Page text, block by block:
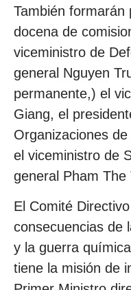
También formarán
docena de
viceministro de
general Nguyen
permanente,) el
Giang, el
Organizaciones
el viceministro de
general Pham The
El Comité
consecuencias de
y la guerra
tiene la misión de